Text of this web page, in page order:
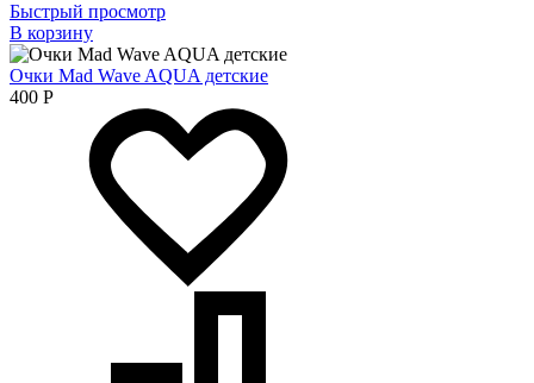
Быстрый просмотр
В корзину
Очки Mad Wave AQUA детские
400 Р